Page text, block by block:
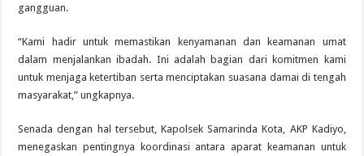
gangguan.
“Kami hadir untuk memastikan kenyamanan dan keamanan umat
dalam menjalankan ibadah. Ini adalah bagian dari komitmen kami
untuk menjaga ketertiban serta menciptakan suasana damai di tengah
masyarakat,” ungkapnya.
Senada dengan hal tersebut, Kapolsek Samarinda Kota, AKP Kadiyo,
menegaskan pentingnya koordinasi antara aparat keamanan untuk